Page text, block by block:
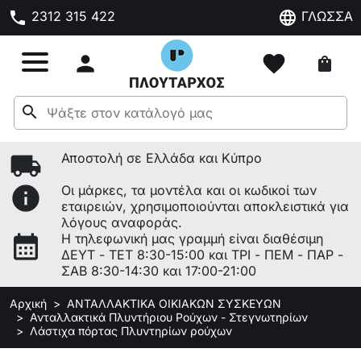
phone 2312 315 422 language ΓΛΩΣΣΑ
 favorite shopping_bag
search
local_shipping Αποστολή σε Ελλάδα και Κύπρο
info
Οι μάρκες, τα μοντέλα και οι κωδικοί των
εταιρειών, χρησιμοποιούνται αποκλειστικά για
λόγους αναφοράς.
calendar_month
Η τηλεφωνική μας γραμμή είναι διαθέσιμη
ΔΕΥΤ - ΤΕΤ 8:30-15:00 και ΤΡΙ - ΠΕΜ - ΠΑΡ -
ΣΑΒ 8:30-14:30 και 17:00-21:00
Αρχική
ΑΝΤΑΛΛΑΚΤΙΚΑ ΟΙΚΙΑΚΩΝ ΣΥΣΚΕΥΩΝ
Ανταλλακτικά Πλυντήριου Ρούχων - Στεγνωτηρίων
Λάστιχα πόρτας Πλυντηρίων ρούχων